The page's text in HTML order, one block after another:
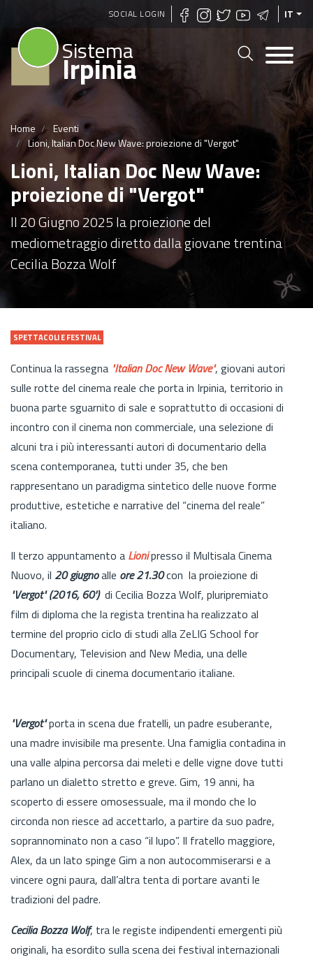
Salta
SOCIAL LOGIN IT
Sistema
Irpinia
Home
Eventi
Lioni, Italian Doc New Wave: proiezione di "Vergot"
Lioni, Italian Doc New Wave:
proiezione di "Vergot"
Il 20 Giugno 2025 la proiezione del
mediometraggio diretto dalla giovane trentina
Cecilia Bozza Wolf
SPETTACOLI E FESTIVAL
Continua la rassegna "Italian Doc New Wave", giovani autori
sulle rotte del cinema reale che porta in Irpinia, territorio in
buona parte sguarnito di sale e soprattutto di occasioni di
incontro con il cinema non commerciale, una selezione di
alcuni tra i più interessanti autori di documentario della
scena contemporanea, tutti under 35, che ben
rappresentano un paradigma sintetico delle nuove forme
produttive, estetiche e narrative del “cinema del reale”
italiano.
Il terzo appuntamento a Lionipresso il Multisala Cinema
Nuovo, il 20 giugnoalle ore 21.30con la proiezione di
"Vergot" (2016, 60')di Cecilia Bozza Wolf, pluripremiato
film di diploma che la regista trentina ha realizzato al
termine del proprio ciclo di studi alla ZeLIG School for
Documentary, Television and New Media, una delle
principali scuole di cinema documentario italiane.
"Vergot"porta in scena due fratelli, un padre esuberante,
una madre invisibile ma presente. Una famiglia contadina in
una valle alpina percorsa dai meleti e delle vigne dove tutti
parlano un dialetto stretto e greve. Gim, 19 anni, ha
scoperto di essere omosessuale, ma il mondo che lo
circonda non riesce ad accettarlo, a partire da suo padre,
soprannominato non a caso “il lupo”. Il fratello maggiore,
Alex, da un lato spinge Gim a non autocommiserarsi e a
vincere ogni paura, dall’altra tenta di portare avanti le
tradizioni del padre.
Cecilia Bozza Wolf, tra le registe indipendenti emergenti più
originali, ha esordito sulla scena dei festival internazionali